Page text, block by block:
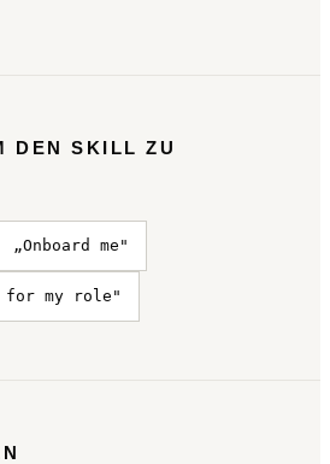
DEN SKILL ZU
„Onboard me"
my role"